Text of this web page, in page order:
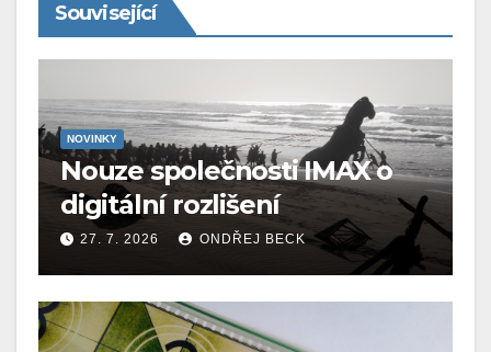
Související
NOVINKY
Nouze společnosti IMAX o
digitální rozlišení
27. 7. 2026 ONDŘEJ BECK